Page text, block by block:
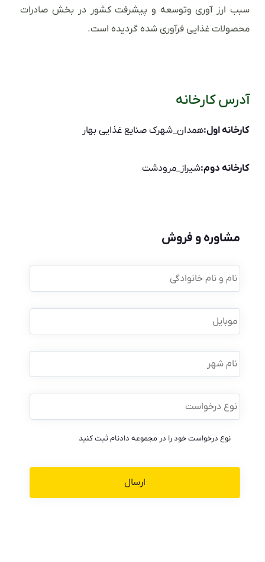
سبب ارز آوری وتوسعه و پیشرفت کشور در بخش صادرات
محصولات غذایی فرآوری شده گردیده است.
آدرس کارخانه
کارخانه اول:همدان_شهرک صنایع غذایی بهار
کارخانه دوم:شیراز_مرودشت
مشاوره و فروش
نام
و
نام
موبایل *
نام
شهر
نوع
درخواست *
نوع درخواست خود را در مجموعه دادنام ثبت کنید